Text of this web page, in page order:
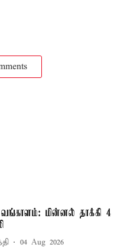
வங்காளம்: மின்னல் தாக்கி 4
04 Aug 2026